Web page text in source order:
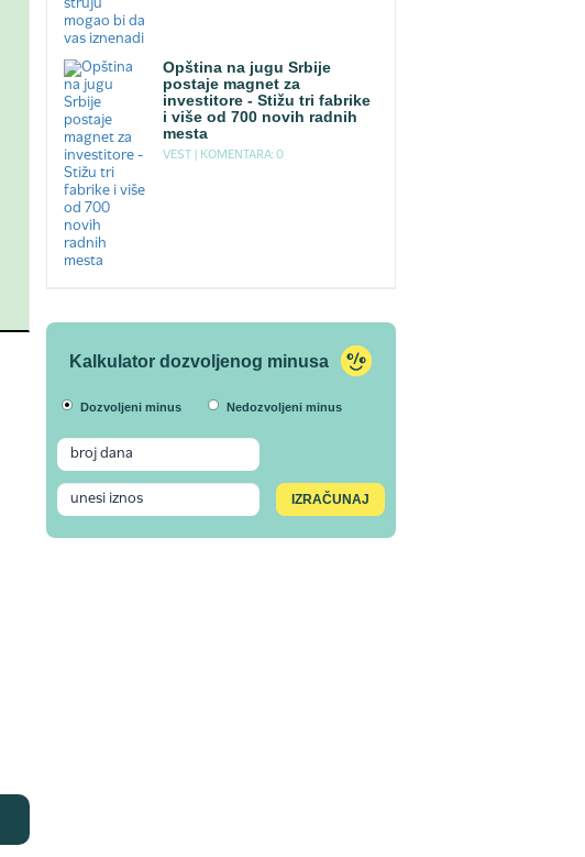
Opština na jugu Srbije
postaje magnet za
investitore - Stižu tri fabrike
i više od 700 novih radnih
mesta
VEST | KOMENTARA: 0
Kalkulator dozvoljenog minusa
Dozvoljeni minus Nedozvoljeni minus